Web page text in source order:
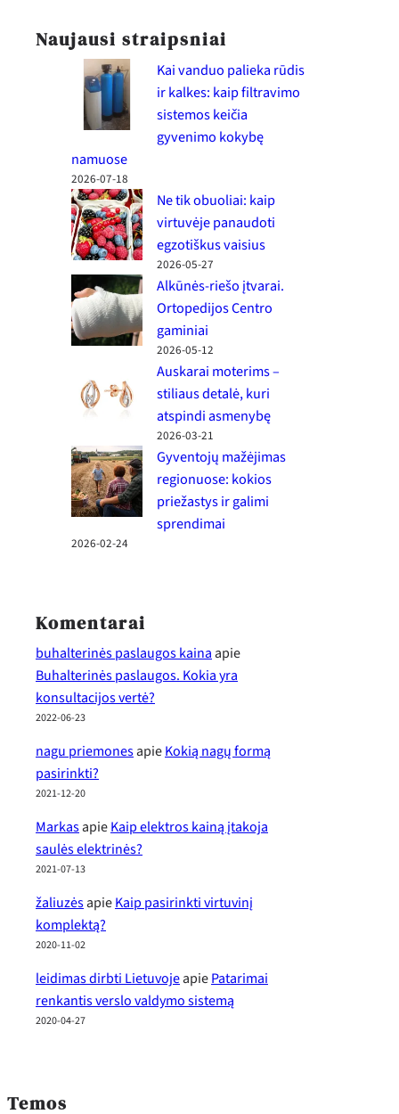
Naujausi straipsniai
Kai vanduo palieka rūdis
ir kalkes: kaip filtravimo
sistemos keičia
gyvenimo kokybę
namuose
2026-07-18
Ne tik obuoliai: kaip
virtuvėje panaudoti
egzotiškus vaisius
2026-05-27
Alkūnės-riešo įtvarai.
Ortopedijos Centro
gaminiai
2026-05-12
Auskarai moterims –
stiliaus detalė, kuri
atspindi asmenybę
2026-03-21
Gyventojų mažėjimas
regionuose: kokios
priežastys ir galimi
sprendimai
2026-02-24
Komentarai
buhalterinės paslaugos kainaapie
Buhalterinės paslaugos. Kokia yra
konsultacijos vertė?
2022-06-23
nagu priemonesapieKokią nagų formą
pasirinkti?
2021-12-20
MarkasapieKaip elektros kainą įtakoja
saulės elektrinės?
2021-07-13
žaliuzėsapieKaip pasirinkti virtuvinį
komplektą?
2020-11-02
leidimas dirbti LietuvojeapiePatarimai
renkantis verslo valdymo sistemą
2020-04-27
Temos